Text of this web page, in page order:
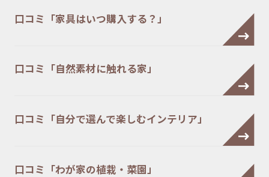
口コミ「家具はいつ購入する？」
口コミ「自然素材に触れる家」
口コミ「自分で選んで楽しむインテリア」
口コミ「わが家の植栽・菜園」